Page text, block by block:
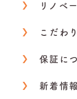
リノベ
こだわ
保証に
新着情